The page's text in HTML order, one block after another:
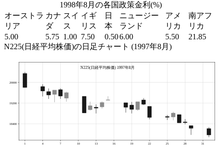
1998年8月の各国政策金利(%)
オーストラ
リア
カナ
ダ
スイ
ス
イギ
リス
日
本
ニュージー
ランド
アメ
リカ
南アフ
リカ
5.00
5.75 1.00 7.50 0.506.00 5.50
21.85
N225(日経平均株価)の日足チャート (1997年8月)